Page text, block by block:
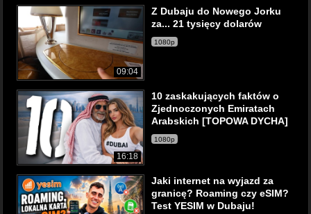
09:04
Z Dubaju do Nowego Jorku
za... 21 tysięcy dolarów
1080p
16:18
10 zaskakujących faktów o
Zjednoczonych Emiratach
Arabskich [TOPOWA DYCHA]
1080p
Jaki internet na wyjazd za
granicę? Roaming czy eSIM?
Test YESIM w Dubaju!